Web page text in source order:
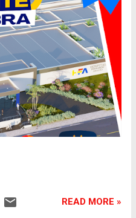
READ MORE »